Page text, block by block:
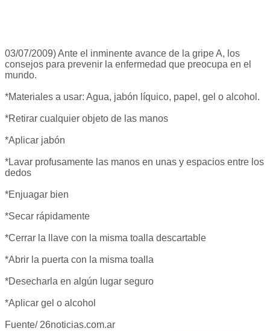
03/07/2009) Ante el inminente avance de la gripe A, los
consejos para prevenir la enfermedad que preocupa en el
mundo.
*Materiales a usar: Agua, jabón líquico, papel, gel o alcohol.
*Retirar cualquier objeto de las manos
*Aplicar jabón
*Lavar profusamente las manos en unas y espacios entre los
dedos
*Enjuagar bien
*Secar rápidamente
*Cerrar la llave con la misma toalla descartable
*Abrir la puerta con la misma toalla
*Desecharla en algún lugar seguro
*Aplicar gel o alcohol
Fuente/ 26noticias.com.ar